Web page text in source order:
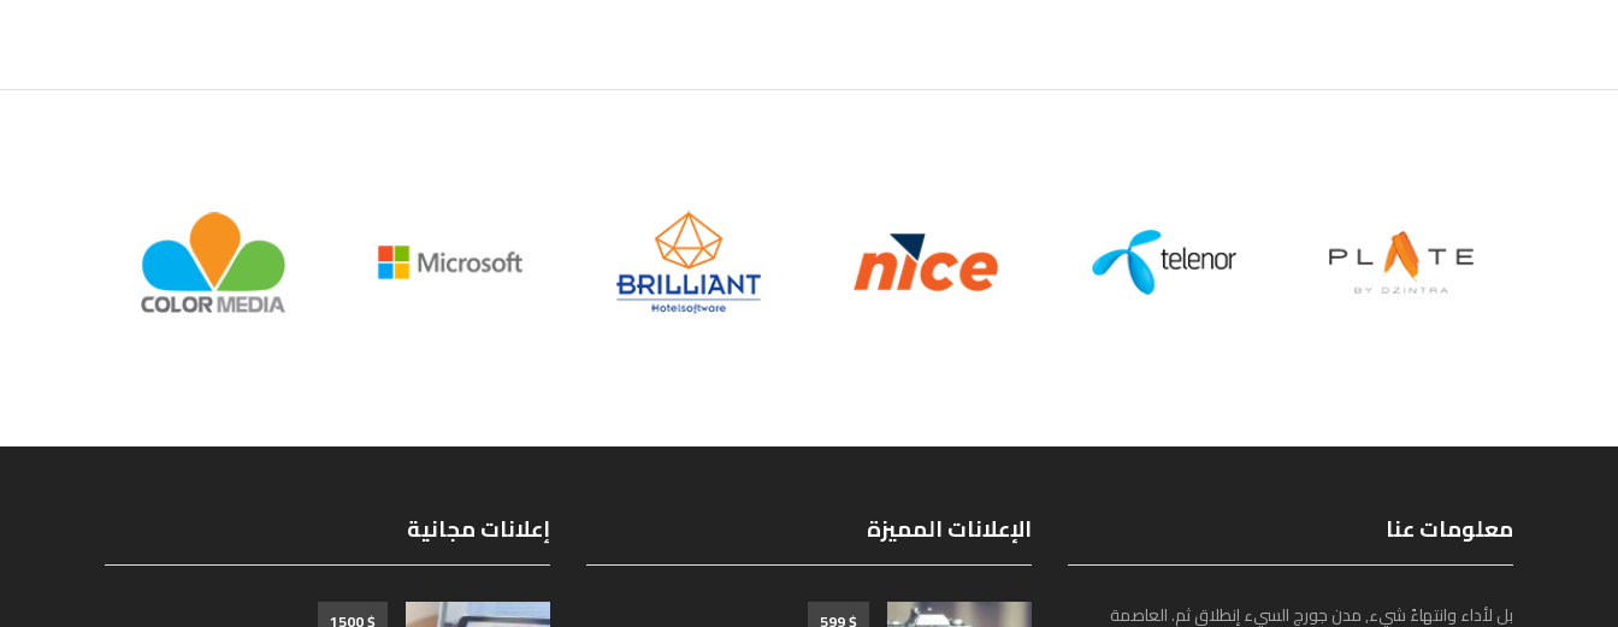
معلومات عنا
بل لأداء وانتهاءً شيء, مدن جورج السيء إنطلاق ثم. العاصمة
الإعلانات المميزة إعلانات مجانية